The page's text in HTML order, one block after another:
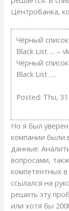
Центробанка,
Чёрный
Black List … –
Чёрный
Black List ….
Posted: Thu,
Но я был
компании были
данные.
вопросами,
компетентных
ссылался на
решить эту
или хотя бы